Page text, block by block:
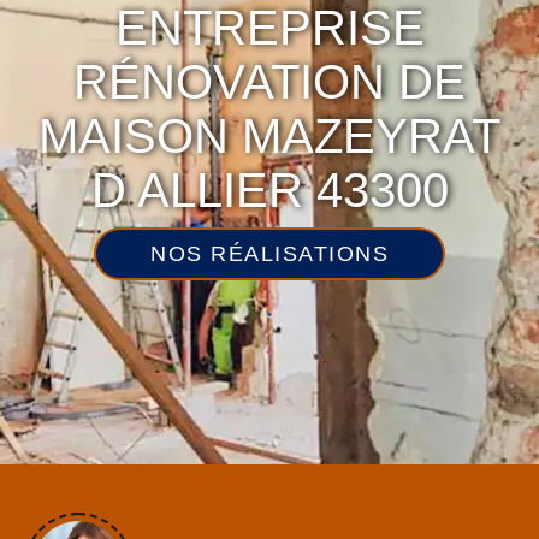
ENTREPRISE
RÉNOVATION DE
MAISON MAZEYRAT
D ALLIER 43300
NOS RÉALISATIONS